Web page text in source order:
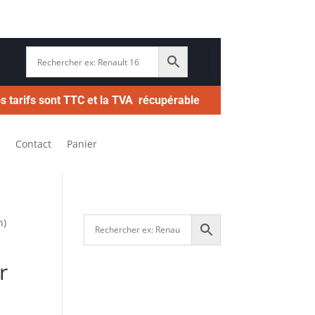
tarifs sont TTC et la TVA récupérable
Contact Panier